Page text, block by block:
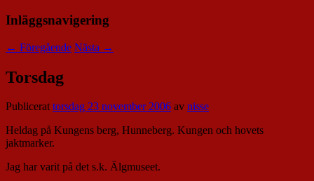
Inläggsnavigering
← Föregående Nästa →
Torsdag
Publicerattorsdag 23 november 2006 av nisse
Heldag på Kungens berg, Hunneberg. Kungen och hovets
jaktmarker.
Jag har varit på det s.k. Älgmuseet.